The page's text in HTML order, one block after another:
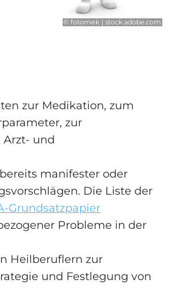
© fotomek | stock.adobe.com
zur Medikation, zum
zur
und
manifester oder
Die Liste der
Grundsatzpapier
Probleme in der
Heilberuflern zur
und Festlegung von